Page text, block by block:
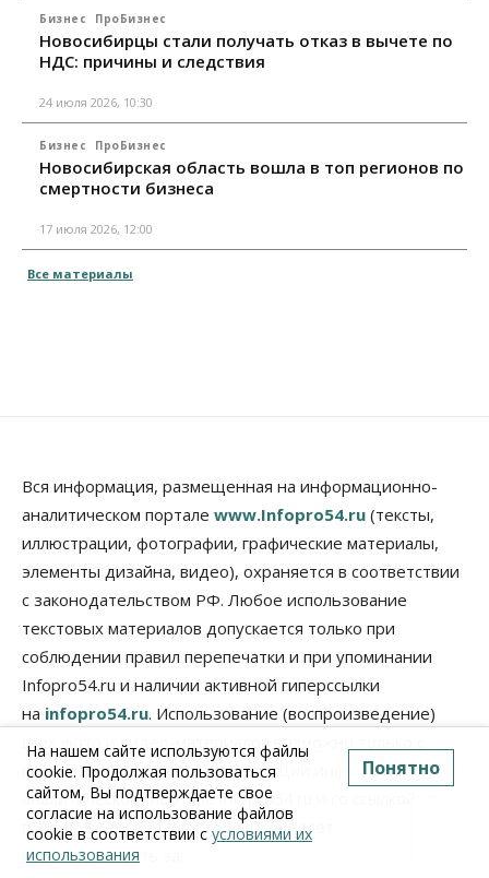
Бизнес ПроБизнес
Новосибирцы стали получать отказ в вычете по
НДС: причины и следствия
24 июля 2026, 10:30
Бизнес ПроБизнес
Новосибирская область вошла в топ регионов по
смертности бизнеса
17 июля 2026, 12:00
Все материалы
Вся информация, размещенная на информационно-
аналитическом портале www.Infopro54.ru (тексты,
иллюстрации, фотографии, графические материалы,
элементы дизайна, видео), охраняется в соответствии
с законодательством РФ. Любое использование
текстовых материалов допускается только при
соблюдении правил перепечатки и при упоминании
Infopro54.ru и наличии активной гиперссылки
на infopro54.ru. Использование (воспроизведение)
всех фото и видео-материалов возможно только с
письменного разрешения редакции информационно-
аналитического портала Infopro54.ru и со ссылкой на
портал. Редакция Infopro54.ru не несет
ответственность за:
На нашем сайте используются файлы
cookie. Продолжая пользоваться
сайтом, Вы подтверждаете свое
согласие на использование файлов
cookie в соответствии с условиями их
использования
Понятно